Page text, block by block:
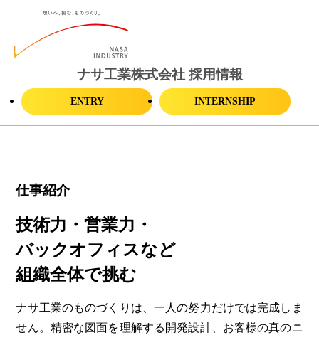
ナサ工業株式会社 採用情報
ENTRY INTERNSHIP
仕事紹介
技術力・営業力・
バックオフィスなど
組織全体で挑む
ナサ工業のものづくりは、一人の努力だけでは完成しま
せん。精密な図面を理解する開発設計、お客様の真のニ